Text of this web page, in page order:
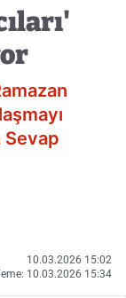
Sevap
10.03.2026 15:02
10.03.2026 15:34